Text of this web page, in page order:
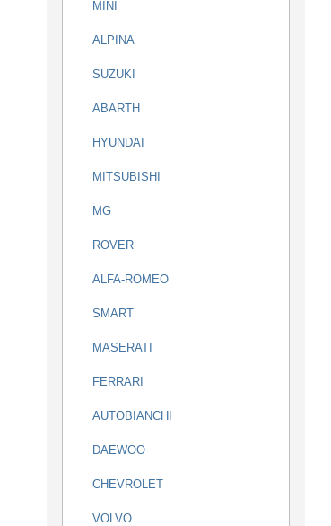
MINI
ALPINA
SUZUKI
ABARTH
HYUNDAI
MITSUBISHI
MG
ROVER
ALFA-ROMEO
SMART
MASERATI
FERRARI
AUTOBIANCHI
DAEWOO
CHEVROLET
VOLVO